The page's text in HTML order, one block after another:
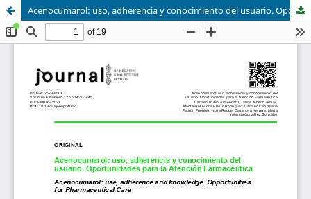
Acenocumarol: uso, adherencia y conocimiento del usuario. Oportunidades para la Atención Farmacéutica